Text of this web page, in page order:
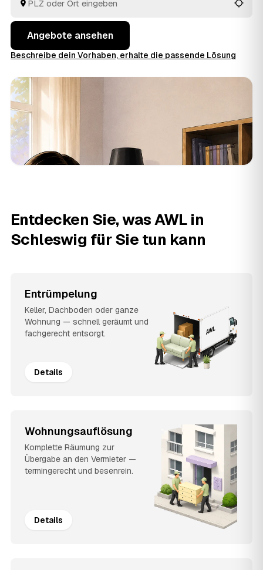
verwertbarer Hausrat wird auf den Preis angerechnet.
So vergleichen Sie mehrere Angebote, statt jeden
Betrieb einzeln anzufragen.
Angebote ansehen
Beschreibe dein Vorhaben, erhalte die passende Lösung
Entdecken Sie, was AWL in
Schleswig für Sie tun kann
Entrümpelung
Keller, Dachboden oder ganze
Wohnung — schnell geräumt und
fachgerecht entsorgt.
Details
Wohnungsauflösung
Komplette Räumung zur
Übergabe an den Vermieter —
termingerecht und besenrein.
Details